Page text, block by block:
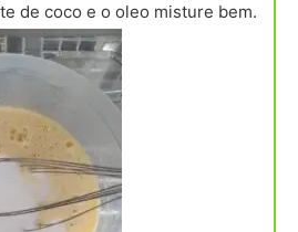
de coco e o oleo misture bem.